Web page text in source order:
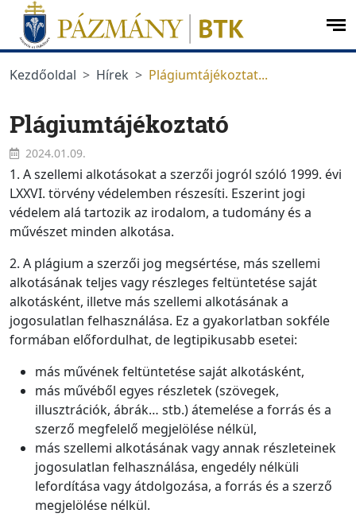
Ugrás a menüre
Ugrás a tartalomra
Kezdőoldal
Hírek Plágiumtájékoztat...
Plágiumtájékoztató
2024.01.09.
1. A szellemi alkotásokat a szerzői jogról szóló 1999. évi
LXXVI. törvény védelemben részesíti. Eszerint jogi
védelem alá tartozik az irodalom, a tudomány és a
művészet minden alkotása.
2. A plágium a szerzői jog megsértése, más szellemi
alkotásának teljes vagy részleges feltüntetése saját
alkotásként, illetve más szellemi alkotásának a
jogosulatlan felhasználása. Ez a gyakorlatban sokféle
formában előfordulhat, de legtipikusabb esetei:
más művének feltüntetése saját alkotásként,
más művéből egyes részletek (szövegek,
illusztrációk, ábrák… stb.) átemelése a forrás és a
szerző megfelelő megjelölése nélkül,
más szellemi alkotásának vagy annak részleteinek
jogosulatlan felhasználása, engedély nélküli
lefordítása vagy átdolgozása, a forrás és a szerző
megjelölése nélkül.